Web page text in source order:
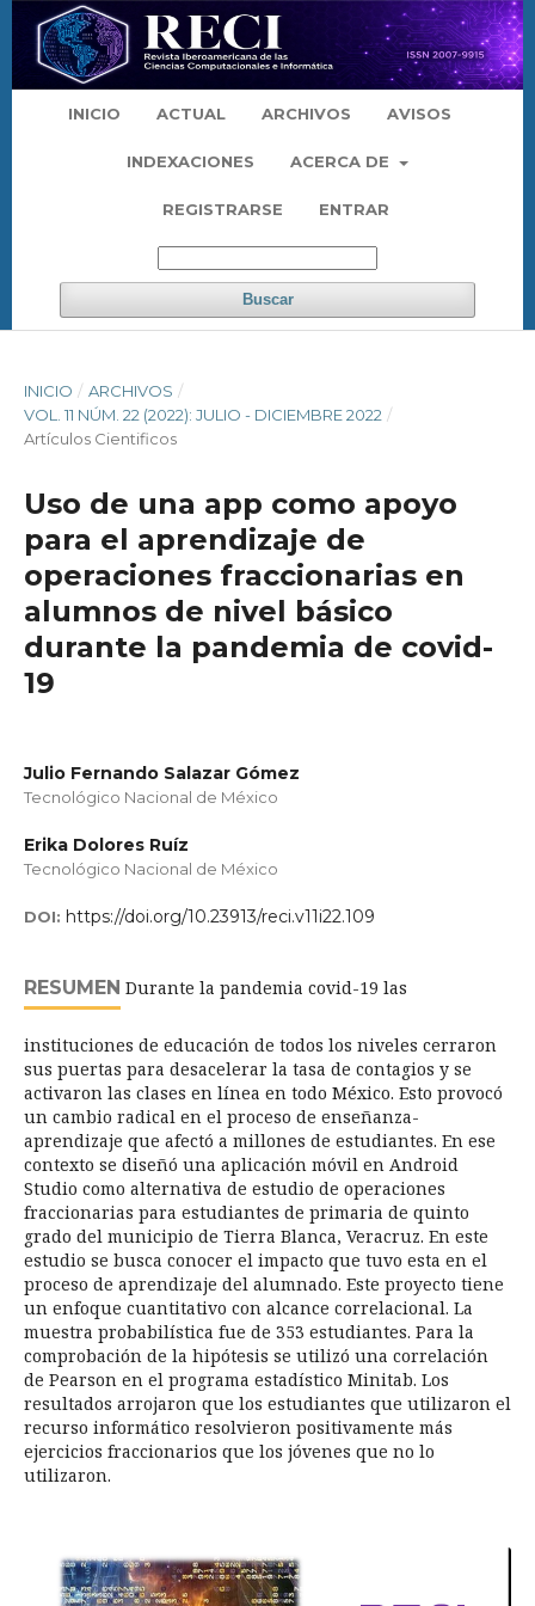
INICIO ACTUAL ARCHIVOS AVISOS
INDEXACIONES ACERCA DE
REGISTRARSE ENTRAR
Buscar
INICIO / ARCHIVOS /
VOL. 11 NÚM. 22 (2022): JULIO - DICIEMBRE 2022 /
Artículos Cientificos
Uso de una app como apoyo
para el aprendizaje de
operaciones fraccionarias en
alumnos de nivel básico
durante la pandemia de covid-
19
Julio Fernando Salazar Gómez
Tecnológico Nacional de México
Erika Dolores Ruíz
Tecnológico Nacional de México
DOI: https://doi.org/10.23913/reci.v11i22.109
RESUMEN Durante la pandemia covid-19 las
instituciones de educación de todos los niveles cerraron
sus puertas para desacelerar la tasa de contagios y se
activaron las clases en línea en todo México. Esto provocó
un cambio radical en el proceso de enseñanza-
aprendizaje que afectó a millones de estudiantes. En ese
contexto se diseñó una aplicación móvil en Android
Studio como alternativa de estudio de operaciones
fraccionarias para estudiantes de primaria de quinto
grado del municipio de Tierra Blanca, Veracruz. En este
estudio se busca conocer el impacto que tuvo esta en el
proceso de aprendizaje del alumnado. Este proyecto tiene
un enfoque cuantitativo con alcance correlacional. La
muestra probabilística fue de 353 estudiantes. Para la
comprobación de la hipótesis se utilizó una correlación
de Pearson en el programa estadístico Minitab. Los
resultados arrojaron que los estudiantes que utilizaron el
recurso informático resolvieron positivamente más
ejercicios fraccionarios que los jóvenes que no lo
utilizaron.